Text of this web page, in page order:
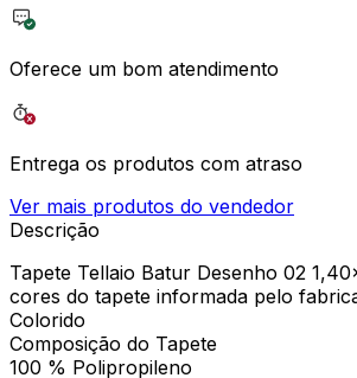
Oferece um bom atendimento
Entrega os produtos com atraso
Ver mais produtos do vendedor
Descrição
Tapete Tellaio Batur Desenho 02
cores do tapete informada pelo
Colorido
Composição do Tapete
100 % Polipropileno